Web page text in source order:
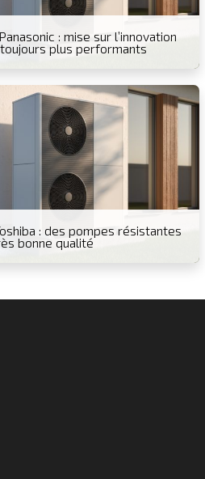
: mise sur l’innovation
plus performants
: des pompes résistantes
bonne qualité